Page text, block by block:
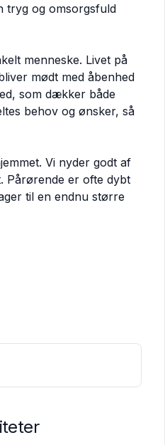
tryg og omsorgsfuld
menneske. Livet på
mødt med åbenhed
som dækker både
behov og ønsker, så
Vi nyder godt af
Pårørende er ofte dybt
til en endnu større